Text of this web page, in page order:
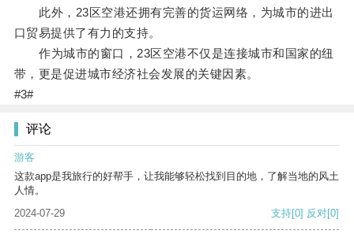
此外，23区空港还拥有完善的货运网络，为城市的进出
口贸易提供了有力的支持。
作为城市的窗口，23区空港不仅是连接城市和国家的纽
带，更是促进城市经济社会发展的关键因素。
#3#
评论
游客
这款app是我旅行的好帮手，让我能够轻松找到目的地，了解当地的风土
人情。
2024-07-29
支持[0] 反对[0]